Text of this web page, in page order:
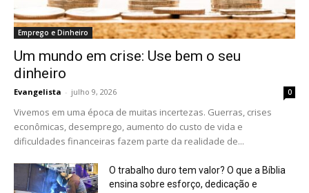
Emprego e Dinheiro
Um mundo em crise: Use bem o seu
dinheiro
Evangelista - julho 9, 2026 0
Vivemos em uma época de muitas incertezas. Guerras, crises
econômicas, desemprego, aumento do custo de vida e
dificuldades financeiras fazem parte da realidade de...
O trabalho duro tem valor? O que a Bíblia
ensina sobre esforço, dedicação e